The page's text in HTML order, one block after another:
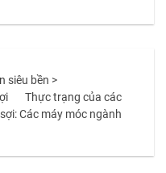
tần siêu bền >
Thực trạng của các
Các máy móc ngành